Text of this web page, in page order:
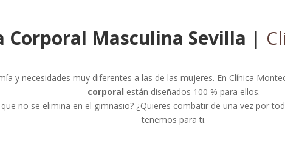
Corporal Masculina Sevilla |
y necesidades muy diferentes a las de las mujeres. En Clínica
corporal están diseñados 100 % para ellos.
que no se elimina en el gimnasio? ¿Quieres combatir de una vez por
tenemos para ti.